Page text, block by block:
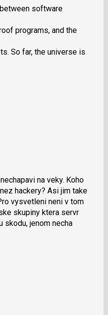
software
programs, and the
So far, the universe is
na veky. Koho
hackery? Asi jim take
vysvetleni neni v tom
skupiny ktera servr
skodu, jenom necha